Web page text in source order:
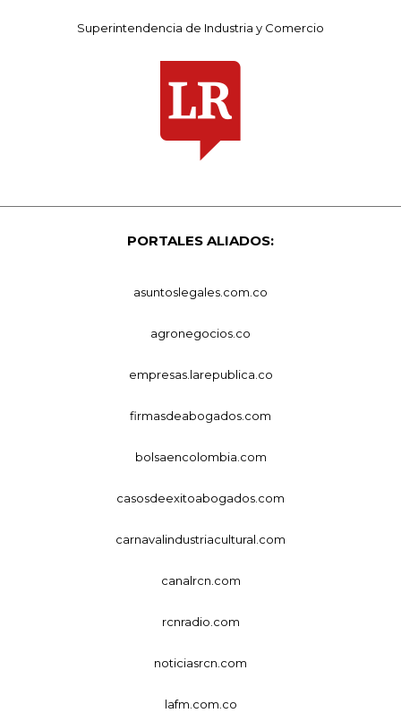
Superintendencia de Industria y Comercio
PORTALES ALIADOS:
asuntoslegales.com.co
agronegocios.co
empresas.larepublica.co
firmasdeabogados.com
bolsaencolombia.com
casosdeexitoabogados.com
carnavalindustriacultural.com
canalrcn.com
rcnradio.com
noticiasrcn.com
lafm.com.co